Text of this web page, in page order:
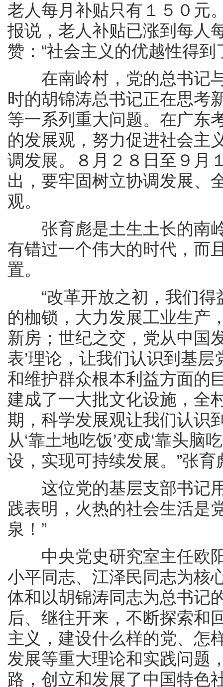
老人每月补贴只有１５０元
报说，老人补贴已涨到每人
赞：“社会主义的优越性得到
在南岭村，党的总书记与
时的胡锦涛总书记正在思考
等一系列重大问题。在广东
的发展观，努力促进社会主
调发展。８月２８日至９月
出，要牢固树立协调发展、
观。
张育彪是土生土长的南岭
有错过一个伟大的时代，而
置。
“改革开放之初，我们得
的枷锁，大力发展工业生产
新房；世纪之交，党从中国
表’理论，让我们认识到基
和维护群众根本利益方面的
建成了一大批文化设施，全
期，科学发展观让我们认识
从‘靠土地吃饭’变成‘靠头脑
设，实现可持续发展。”张育
这位党的基层支部书记用
践表明，火热的社会生活是
泉！”
中央党史研究室主任欧阳
小平同志、江泽民同志为核
体和以胡锦涛同志为总书记
后、继往开来，不断探索和
主义，建设什么样的党、怎
发展等重大理论和实践问题
路，创立和发展了中国特色